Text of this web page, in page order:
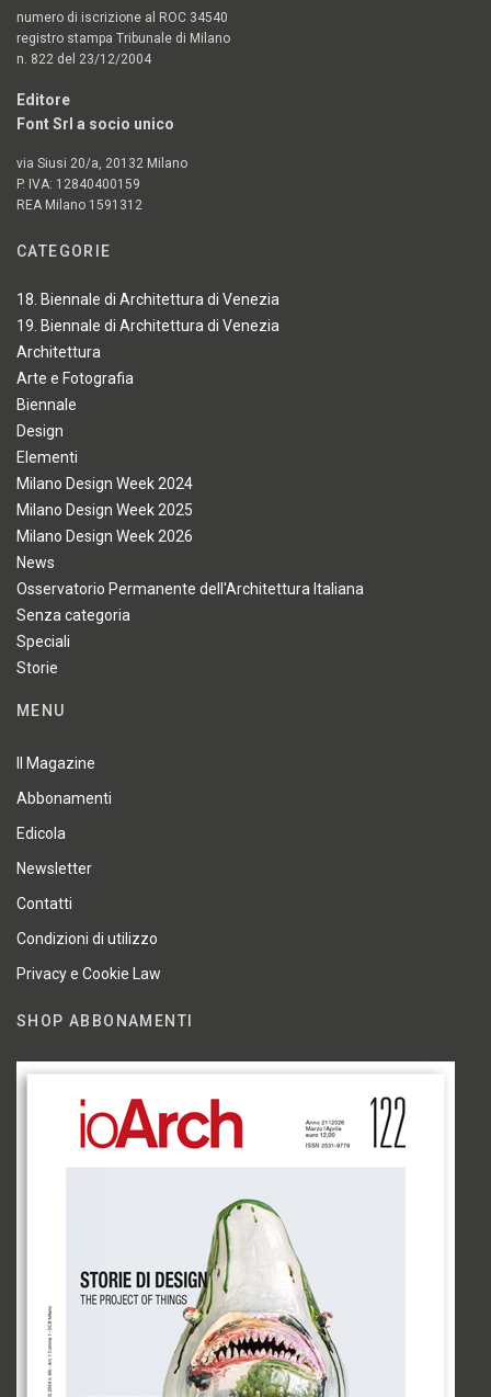
numero di iscrizione al ROC 34540
registro stampa Tribunale di Milano
n. 822 del 23/12/2004
Editore
Font Srl a socio unico
via Siusi 20/a, 20132 Milano
P. IVA: 12840400159
REA Milano 1591312
CATEGORIE
18. Biennale di Architettura di Venezia
19. Biennale di Architettura di Venezia
Architettura
Arte e Fotografia
Biennale
Design
Elementi
Milano Design Week 2024
Milano Design Week 2025
Milano Design Week 2026
News
Osservatorio Permanente dell'Architettura Italiana
Senza categoria
Speciali
Storie
MENU
Il Magazine
Abbonamenti
Edicola
Newsletter
Contatti
Condizioni di utilizzo
Privacy e Cookie Law
SHOP ABBONAMENTI